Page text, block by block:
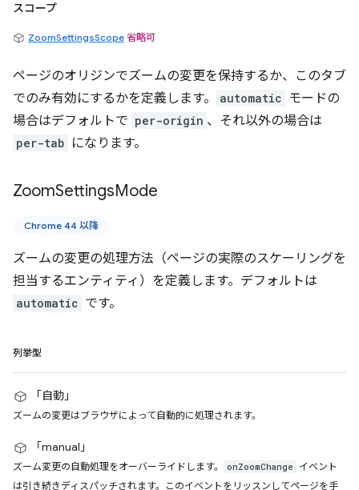
スコープ
ZoomSettingsScope 省略可
ページのオリジンでズームの変更を保持するか、このタブ
でのみ有効にするかを定義します。
automatic モードの
場合はデフォルトで per-origin 、それ以外の場合は
per-tab になります。
ZoomSettingsMode
Chrome 44 以降
ズームの変更の処理方法（ページの実際のスケーリングを
担当するエンティティ）を定義します。デフォルトは
automatic です。
列挙型
「自動」
ズームの変更はブラウザによって自動的に処理されます。
「manual」
ズーム変更の自動処理をオーバーライドします。 onZoomChange
イベント
は引き続きディスパッチされます。このイベントをリッスンしてページを手